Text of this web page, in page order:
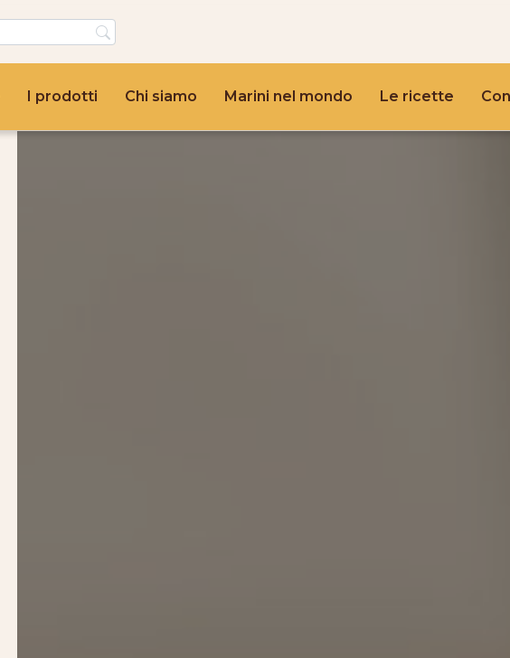
I prodotti Chi siamo Marini nel mondo Le ricette